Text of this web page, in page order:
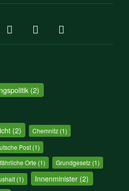
(2)
(2) Chemnitz (1)
Post(1)
Orte (1) Grundgesetz(1)
(1) Innenminister (2)